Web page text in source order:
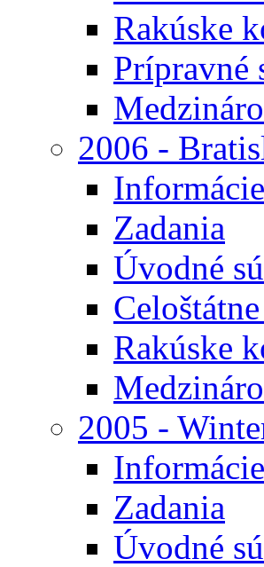
Rakúske
Prípravné
2006 -
Informácie
Zadania
Úvodné
Rakúske
2005 -
Informácie
Zadania
Úvodné